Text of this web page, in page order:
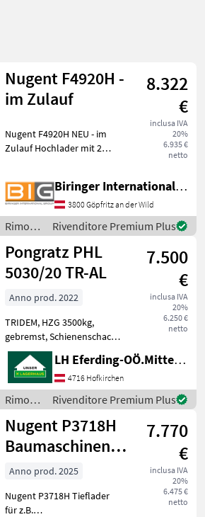
Nugent F4920H -
im Zulauf
8.322
€
inclusa IVA
20%
6.935 €
netto
Nugent F4920H NEU - im
Zulauf Hochlader mit 2
Reserverad halb-
automatische Knott-
Anhängekupplung Spezial-
Federung „Parabolic Equal
Biringer International GmbH
3800 Göpfritz an der Wild
Rimorchi
/
Nugent
Rivenditore Premium Plus
Pongratz PHL
5030/20 TR-AL
7.500
€
inclusa IVA
20%
6.250 €
netto
Anno prod. 2022
TRIDEM, HZG 3500kg,
gebremst, Schienenschacht
--- Lagerabverkauf mit
Tageszulassung Certificato
del tipo Rimorchi Rimorchi
per auto
LH Eferding-OÖ.Mitte, Landtechnik Hofkirchen
4716 Hofkirchen
Rimorchi
/
Pongratz
Rivenditore Premium Plus
Nugent P3718H
Baumaschinentransporter
- lagernd
7.770
€
inclusa IVA
20%
6.475 €
netto
Anno prod. 2025
Nugent P3718H Tieflader
für z.B.